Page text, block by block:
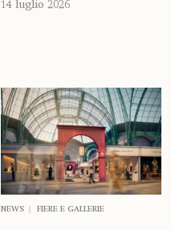
14 luglio 2026
NEWS FIERE E GALLERIE